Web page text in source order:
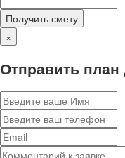
Получить смету
×
Отправить